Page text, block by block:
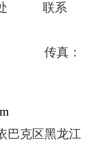
联系
传真：
巴克区黑龙江